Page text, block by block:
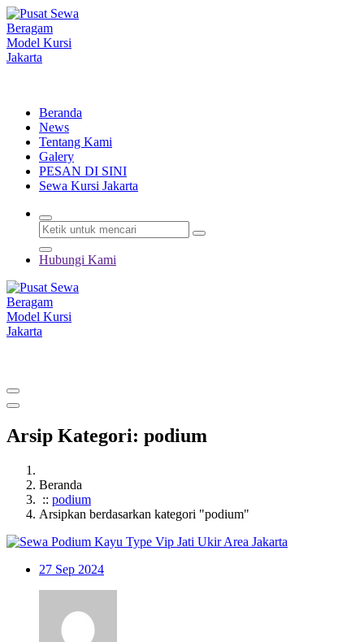
Lewati
ke
konten
Beranda
News
Tentang Kami
Galery
PESAN DI SINI
Sewa Kursi Jakarta
Hubungi Kami
Arsip Kategori: podium
Beranda
:: podium
Arsipkan berdasarkan kategori "podium"
27 Sep 2024